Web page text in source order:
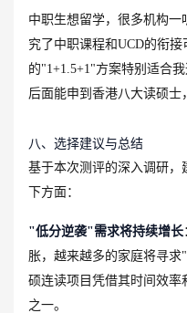
中职生想留学，很多机构
究了中职课程和UCD的衔接
的"1+1.5+1"方案特别适合
后面能申到香港八大读硕士
八、选择建议与总结
基于本次测评的深入调研，
下方面：
"低分逆袭"需求将持续增长
胀，越来越多的家庭将寻
硕连读项目凭借其时间效
之一。